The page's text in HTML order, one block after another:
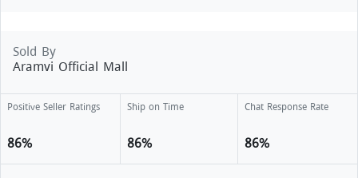
Sold By
Aramvi Official Mall
Positive Seller Ratings
86%
Ship on Time
86%
Chat Response Rate
86%